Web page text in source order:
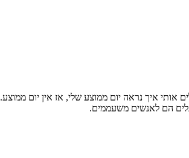
איך נראה יום ממוצע שלי, אז אין יום ממוצע.
הם לאנשים משעממים.